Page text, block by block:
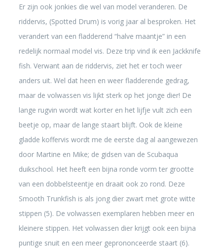
Er zijn ook jonkies die wel van model veranderen. De
riddervis, (Spotted Drum) is vorig jaar al besproken. Het
verandert van een fladderend “halve maantje” in een
redelijk normaal model vis. Deze trip vind ik een Jackknife
fish. Verwant aan de riddervis, ziet het er toch weer
anders uit. Wel dat heen en weer fladderende gedrag,
maar de volwassen vis lijkt sterk op het jonge dier! De
lange rugvin wordt wat korter en het lijfje vult zich een
beetje op, maar de lange staart blijft. Ook de kleine
gladde koffervis wordt me de eerste dag al aangewezen
door Martine en Mike; de gidsen van de Scubaqua
duikschool. Het heeft een bijna ronde vorm ter grootte
van een dobbelsteentje en draait ook zo rond. Deze
Smooth Trunkfish is als jong dier zwart met grote witte
stippen (5). De volwassen exemplaren hebben meer en
kleinere stippen. Het volwassen dier krijgt ook een bijna
puntige snuit en een meer geprononceerde staart (6).